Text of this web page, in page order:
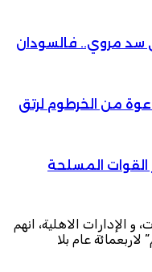
سد مروي.. فالسودان
من الخرطوم لرتق
القوات المسلحة
الإدارات الاهلية، انهم
عام بلا